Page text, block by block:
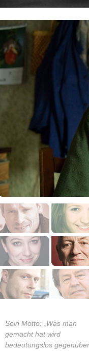
Sein Motto: „Was man
gemacht hat wird
bedeutungslos gegenüber